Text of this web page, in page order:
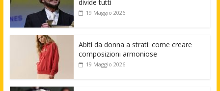
divide tutti
19 Maggio 2026
Abiti da donna a strati: come creare
composizioni armoniose
19 Maggio 2026